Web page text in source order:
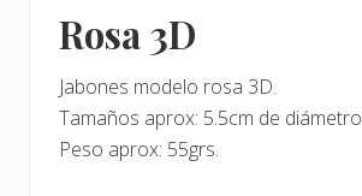
Rosa 3D
Jabones modelo rosa 3D.
Tamaños aprox: 5.5cm de diámetro
Peso aprox: 55grs.